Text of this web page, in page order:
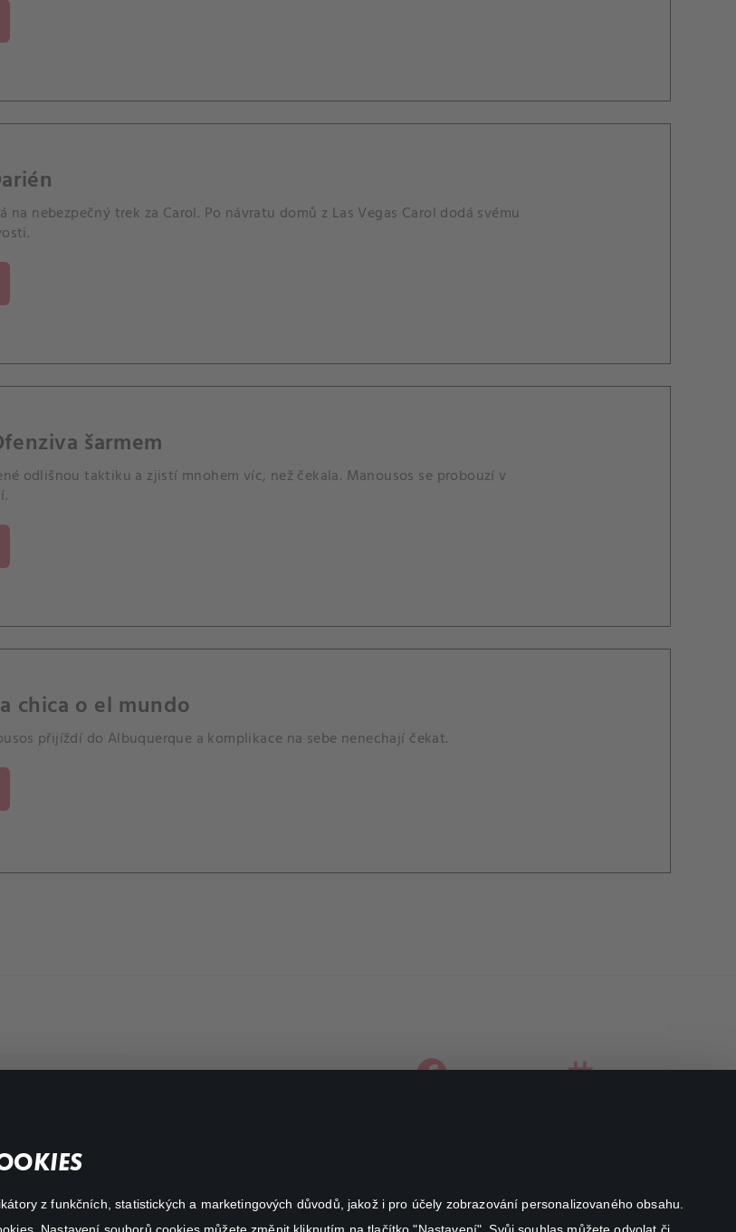
z funkčních, statistických a marketingových důvodů, jakož i pro účely zobrazování personalizovaného obsahu.
Nastavení souborů cookies můžete změnit kliknutím na tlačítko "Nastavení". Svůj souhlas můžete odvolat či
na nebezpečný trek za Carol. Po návratu domů z Las Vegas Carol dodá svému
šarmem
odlišnou taktiku a zjistí mnohem víc, než čekala. Manousos se probouzí v
chica o el mundo
přijíždí do Albuquerque a komplikace na sebe nenechají čekat.
facebookinstagram